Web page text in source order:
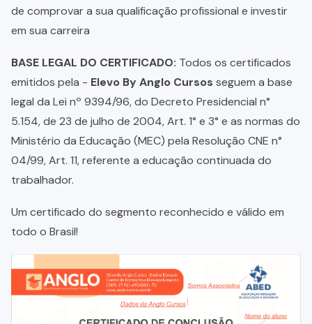
de comprovar a sua qualificação profissional e investir
em sua carreira
BASE LEGAL DO CERTIFICADO: Todos os certificados
emitidos pela - Elevo By Anglo Cursos seguem a base
legal da Lei nº 9394/96, do Decreto Presidencial n°
5.154, de 23 de julho de 2004, Art. 1° e 3° e as normas do
Ministério da Educação (MEC) pela Resolução CNE n°
04/99, Art. 11, referente a educação continuada do
trabalhador.
Um certificado do segmento reconhecido e válido em
todo o Brasil!